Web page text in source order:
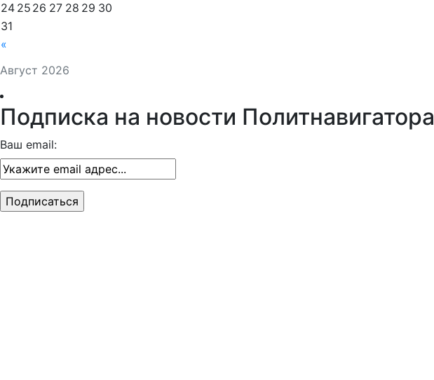
Август 2026
«
24 25 26 27 28 29 30
31
Подписка на новости Политнавигатора
Ваш email: